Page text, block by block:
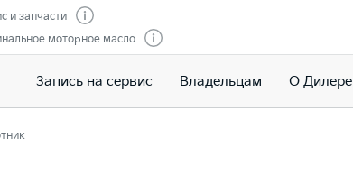
и запчасти
моторное масло
Запись на сервис Владельцам О Дилере